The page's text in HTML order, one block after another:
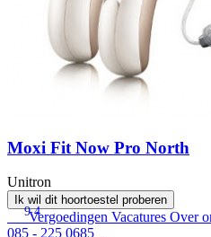
Moxi Fit Now Pro North
Unitron
Ik wil dit hoortoestel proberen
9.4
Vergoedingen Vacatures Over
085 - 225 0685